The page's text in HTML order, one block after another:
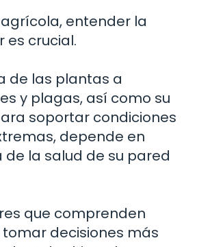
entender la
es crucial.
de las plantas a
y plagas, así como su
soportar condiciones
depende en
la salud de su pared
que comprenden
decisiones más